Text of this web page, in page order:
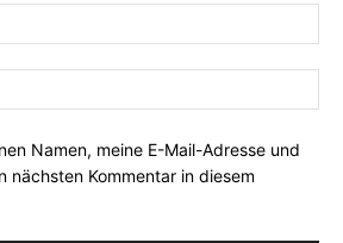
Namen, meine E-Mail-Adresse und
nächsten Kommentar in diesem